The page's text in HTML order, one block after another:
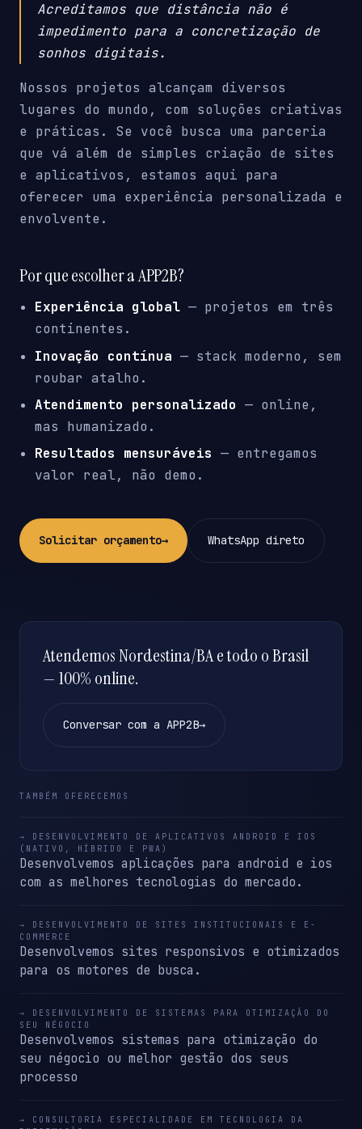
Acreditamos que distância não é
impedimento para a concretização de
sonhos digitais.
Nossos projetos alcançam diversos
lugares do mundo, com soluções criativas
e práticas. Se você busca uma parceria
que vá além de simples criação de sites
e aplicativos, estamos aqui para
oferecer uma experiência personalizada e
envolvente.
Por que escolher a APP2B?
Experiência global — projetos em três
continentes.
Inovação contínua — stack moderno, sem
roubar atalho.
Atendimento personalizado — online,
mas humanizado.
Resultados mensuráveis — entregamos
valor real, não demo.
Solicitar orçamento→ WhatsApp direto
Atendemos Nordestina/BA e todo o Brasil
— 100% online.
Conversar com a APP2B→
TAMBÉM OFERECEMOS
→ DESENVOLVIMENTO DE APLICATIVOS ANDROID E IOS
(NATIVO, HÍBRIDO E PWA)
Desenvolvemos aplicações para android e ios
com as melhores tecnologias do mercado.
→ DESENVOLVIMENTO DE SITES INSTITUCIONAIS E E-
COMMERCE
Desenvolvemos sites responsivos e otimizados
para os motores de busca.
→ DESENVOLVIMENTO DE SISTEMAS PARA OTIMIZAÇÃO DO
SEU NÉGOCIO
Desenvolvemos sistemas para otimização do
seu négocio ou melhor gestão dos seus
processo
→ CONSULTORIA ESPECIALIDADE EM TECNOLOGIA DA